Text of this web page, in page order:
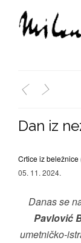
< >
Dan iz
Crtice iz
05. 11. 2024.
Danas se
Pavlović
umetničko-